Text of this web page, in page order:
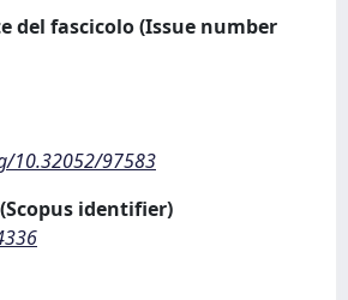
del fascicolo (Issue number
10.32052/97583
identifier)